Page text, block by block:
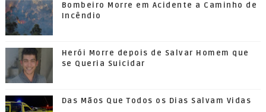
Bombeiro Morre em Acidente a Caminho de
Incêndio
Herói Morre depois de Salvar Homem que
se Queria Suicidar
Das Mãos Que Todos os Dias Salvam Vidas